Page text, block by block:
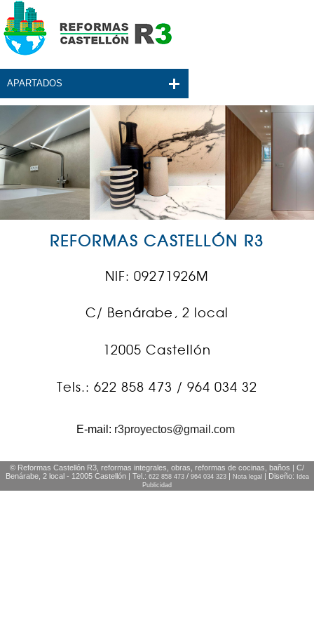
APARTADOS
REFORMAS CASTELLÓN R3
NIF: 09271926M
C/ Benárabe, 2 local
12005 Castellón
Tels.: 622 858 473 / 964 034 32
E-mail: r3proyectos@gmail.com
© Reformas Castellón R3, reformas integrales, obras, reformas de cocinas, baños | C/
Benárabe, 2 local - 12005 Castellón | Tel.: 622 858 473/ 964 034 323| Nota legal | Diseño:
Idea
Publicidad